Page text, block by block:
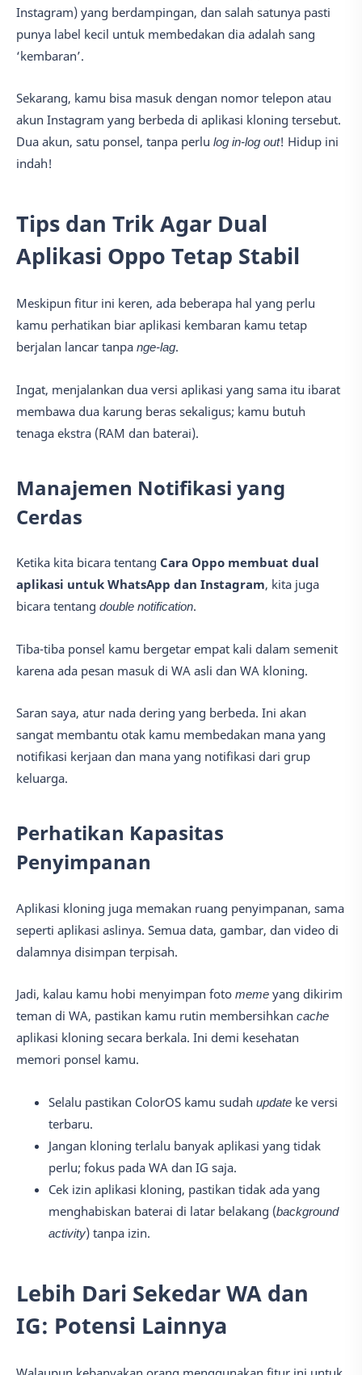
Instagram) yang berdampingan, dan salah satunya pasti
punya label kecil untuk membedakan dia adalah sang
‘kembaran’.
Sekarang, kamu bisa masuk dengan nomor telepon atau
akun Instagram yang berbeda di aplikasi kloning tersebut.
Dua akun, satu ponsel, tanpa perlu log in-log out! Hidup ini
indah!
Tips dan Trik Agar Dual
Aplikasi Oppo Tetap Stabil
Meskipun fitur ini keren, ada beberapa hal yang perlu
kamu perhatikan biar aplikasi kembaran kamu tetap
berjalan lancar tanpa nge-lag.
Ingat, menjalankan dua versi aplikasi yang sama itu ibarat
membawa dua karung beras sekaligus; kamu butuh
tenaga ekstra (RAM dan baterai).
Manajemen Notifikasi yang
Cerdas
Ketika kita bicara tentang Cara Oppo membuat dual
aplikasi untuk WhatsApp dan Instagram, kita juga
bicara tentang double notification.
Tiba-tiba ponsel kamu bergetar empat kali dalam semenit
karena ada pesan masuk di WA asli dan WA kloning.
Saran saya, atur nada dering yang berbeda. Ini akan
sangat membantu otak kamu membedakan mana yang
notifikasi kerjaan dan mana yang notifikasi dari grup
keluarga.
Perhatikan Kapasitas
Penyimpanan
Aplikasi kloning juga memakan ruang penyimpanan, sama
seperti aplikasi aslinya. Semua data, gambar, dan video di
dalamnya disimpan terpisah.
Jadi, kalau kamu hobi menyimpan foto meme yang dikirim
teman di WA, pastikan kamu rutin membersihkan cache
aplikasi kloning secara berkala. Ini demi kesehatan
memori ponsel kamu.
Selalu pastikan ColorOS kamu sudah update ke versi
terbaru.
Jangan kloning terlalu banyak aplikasi yang tidak
perlu; fokus pada WA dan IG saja.
Cek izin aplikasi kloning, pastikan tidak ada yang
menghabiskan baterai di latar belakang (background
activity) tanpa izin.
Lebih Dari Sekedar WA dan
IG: Potensi Lainnya